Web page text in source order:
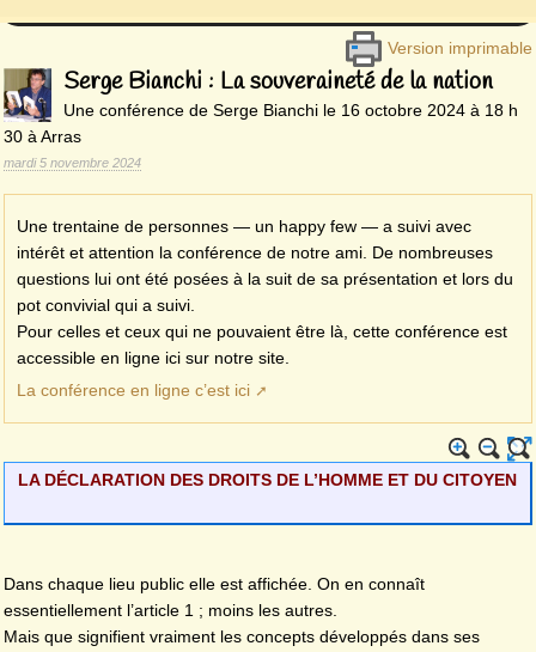
Version imprimable
Serge Bianchi : La souveraineté de la nation
Une conférence de Serge Bianchi le 16 octobre 2024 à 18 h
30 à Arras
mardi 5 novembre 2024
Une trentaine de personnes — un happy few — a suivi avec
intérêt et attention la conférence de notre ami. De nombreuses
questions lui ont été posées à la suit de sa présentation et lors du
pot convivial qui a suivi.
Pour celles et ceux qui ne pouvaient être là, cette conférence est
accessible en ligne ici sur notre site.
La conférence en ligne c’est ici
LA DÉCLARATION DES DROITS DE L’HOMME ET DU CITOYEN
Dans chaque lieu public elle est affichée. On en connaît
essentiellement l’article 1 ; moins les autres.
Mais que signifient vraiment les concepts développés dans ses